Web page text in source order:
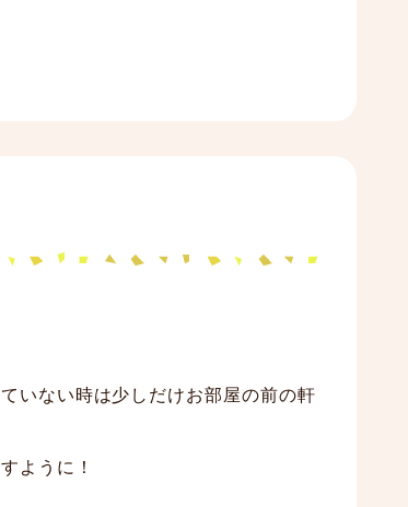
いない時は少しだけお部屋の前の軒
ように！